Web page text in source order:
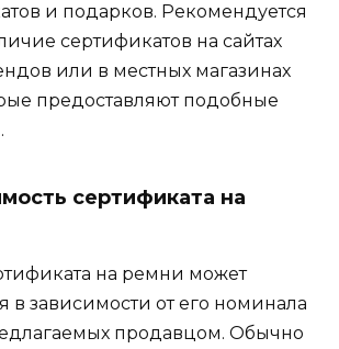
и подарков. Рекомендуется
сертификатов на сайтах
или в местных магазинах
предоставляют подобные
сертификата на
на ремни может
в зависимости от его номинала
продавцом. Обычно